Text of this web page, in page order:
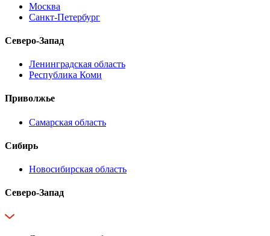
Москва
Санкт-Петербург
Северо-Запад
Ленинградская область
Республика Коми
Приволжье
Самарская область
Сибирь
Новосибирская область
Северо-Запад